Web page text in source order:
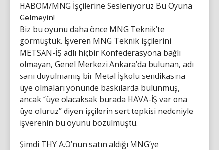
HABOM/MNG İşçilerine Sesleniyoruz Bu Oyuna
Gelmeyin!
Biz bu oyunu daha önce MNG Teknik’te
görmüştük. İşveren MNG Teknik işçilerini
METSAN-İŞ adlı hiçbir Konfederasyona bağlı
olmayan, Genel Merkezi Ankara’da bulunan, adı
sanı duyulmamış bir Metal İşkolu sendikasına
üye olmaları yönünde baskılarda bulunmuş,
ancak “üye olacaksak burada HAVA-İŞ var ona
üye oluruz” diyen işçilerin sert tepkisi nedeniyle
işverenin bu oyunu bozulmuştu.
Şimdi THY A.O’nun satın aldığı MNG’ye